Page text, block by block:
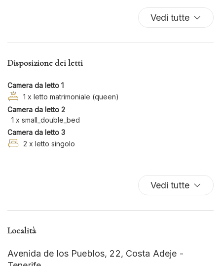
Fornelli
Frigorifero
Internet wireless
Lavastoviglie
Lavatrice
Piscina
Scuranti stanza
Shampoo
Vedi tutte
Disposizione dei letti
Camera da letto 1
1 x letto matrimoniale (queen)
Camera da letto 2
1 x small_double_bed
Camera da letto 3
2 x letto singolo
Vedi tutte
Località
Avenida de los Pueblos, 22, Costa Adeje -